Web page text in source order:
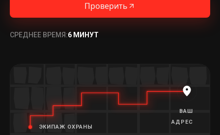
Проверить
СРЕДНЕЕ ВРЕМЯ:6 МИНУТ
ЭКИПАЖ ОХРАНЫ
ВАШ
АДРЕС